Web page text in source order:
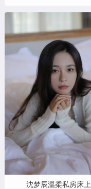
沈梦辰温柔私房床上